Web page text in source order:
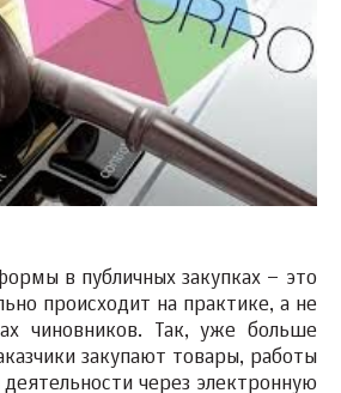
в публичных закупках – это
происходит на практике, а не
чиновников. Так, уже больше
закупают товары, работы
деятельности через электронную